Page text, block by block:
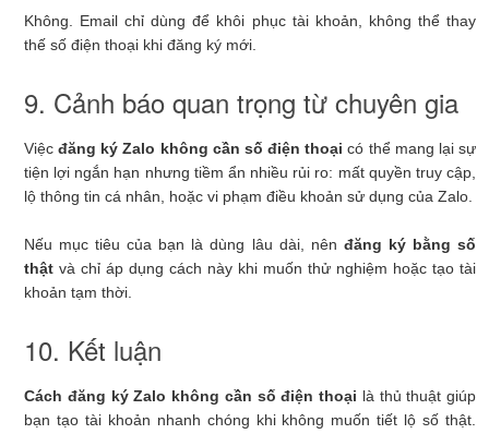
Không. Email chỉ dùng để khôi phục tài khoản, không thể thay
thế số điện thoại khi đăng ký mới.
9. Cảnh báo quan trọng từ chuyên gia
Việcđăng ký Zalo không cần số điện thoại có thể mang lại sự
tiện lợi ngắn hạn nhưng tiềm ẩn nhiều rủi ro: mất quyền truy cập,
lộ thông tin cá nhân, hoặc vi phạm điều khoản sử dụng của Zalo.
Nếu mục tiêu của bạn là dùng lâu dài, nên đăng ký bằng số
thật và chỉ áp dụng cách này khi muốn thử nghiệm hoặc tạo tài
khoản tạm thời.
10. Kết luận
Cách đăng ký Zalo không cần số điện thoại là thủ thuật giúp
bạn tạo tài khoản nhanh chóng khi không muốn tiết lộ số thật.